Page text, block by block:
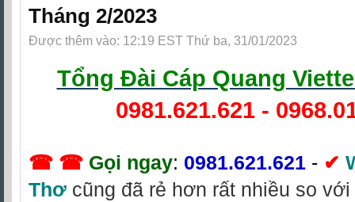
Tháng 2/2023
Được thêm vào: 12:19 EST Thứ ba, 31/01/2023
Tổng Đài Cáp Quang
0981.621.621 -
☎ ☎ Gọi ngay: 0981.621.621 - ✔
Thơ cũng đã rẻ hơn rất nhiều so